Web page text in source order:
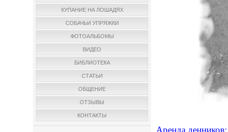
КУПАНИЕ НА ЛОШАДЯХ
СОБАЧЬИ УПРЯЖКИ
ФОТОАЛЬБОМЫ
ВИДЕО
БИБЛИОТЕКА
СТАТЬИ
ОБЩЕНИЕ
ОТЗЫВЫ
КОНТАКТЫ